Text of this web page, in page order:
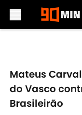
Mateus
do Vasco
Brasileirão